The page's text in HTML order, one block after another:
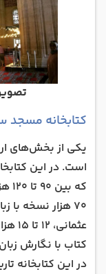
کتابخانه مسجد
یکی از بخش‌های
است. در این
کتاب با نگارش
در این کتابخانه